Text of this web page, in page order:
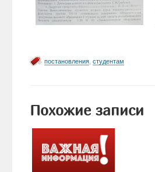
постановления, студентам
Похожие записи